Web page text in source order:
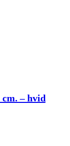
cm. – hvid